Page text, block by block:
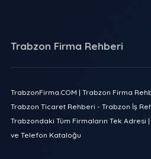
Trabzon Firma Rehberi
TrabzonFirma.COM | Trabzon Firma
Trabzon Ticaret Rehberi - Trabzon İş
Trabzondaki Tüm Firmaların Tek Adresi
ve Telefon Kataloğu